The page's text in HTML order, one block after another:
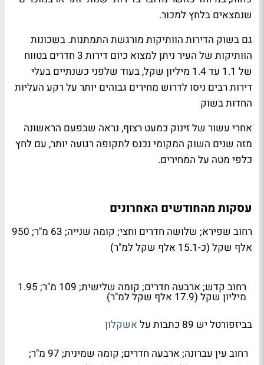
שנמצאים בלחץ למכור.
גם בשוק הדירות הוותיקות מורגשת התמתנות. בשכונות
הוותיקות של העיר ניתן למצוא כיום דירות 3 חדרים בטווח
של 1.1 עד 1.4 מיליון שקל, בעוד שלפני כשנתיים בעלי
דירות רבים ניסו לדרוש מחירים גבוהים יותר על רקע העליות
החדות בשוק
אחרי עשור של זינוק כמעט רצוף, נראה שבפעם הראשונה
מזה שנים השוק המקומי נכנס לתקופה רגועה יותר, עם לחץ
כלפי מטה על המחירים.
עסקות מהחודשים האחרונים
רחוב שפירא; שלושה חדרים וחצי; קומה שנייה; 63 מ"ר; 950
אלף שקל (כ-15.1 אלף שקל למ"ר)
רחוב קדש; ארבעה חדרים; קומה שלישית; 109 מ"ר; 1.95
מיליון שקל (17.9 אלף שקל למ"ר)
בביזפורטל יש 89 כתבות על
אשקלון
רחוב עין עברונה; ארבעה חדרים; קומה שמינית; 97 מ"ר;